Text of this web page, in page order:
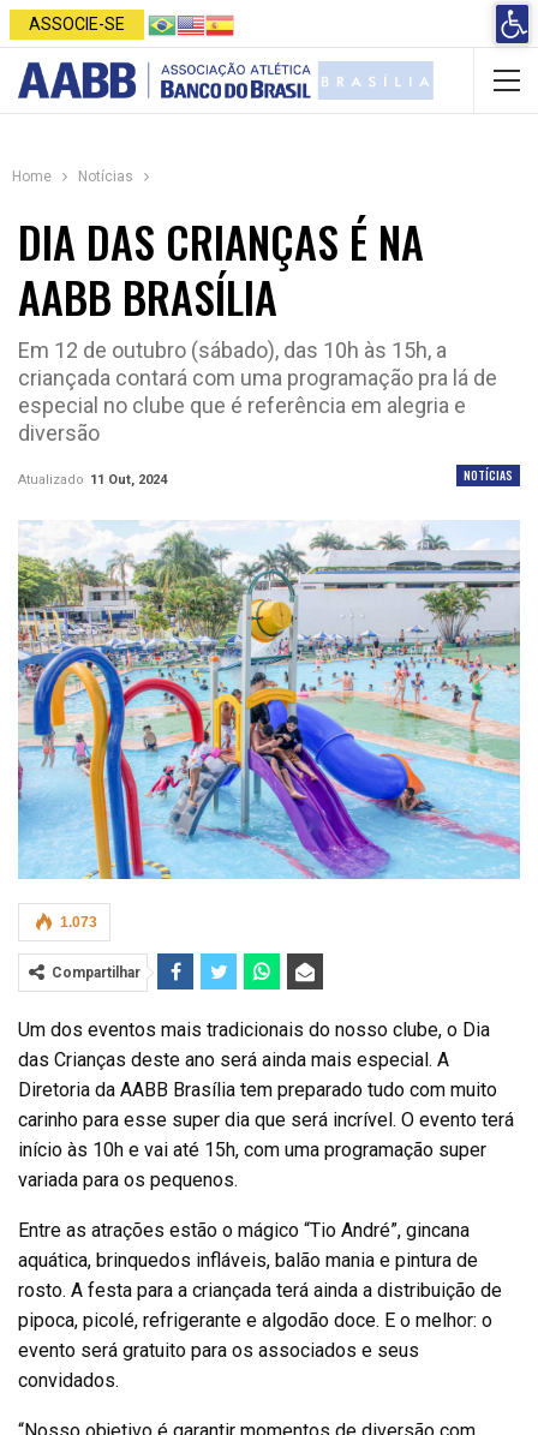
ASSOCIE-SE
Home Notícias
DIA DAS CRIANÇAS É NA
AABB BRASÍLIA
Em 12 de outubro (sábado), das 10h às 15h, a
criançada contará com uma programação pra lá de
especial no clube que é referência em alegria e
diversão
NOTÍCIAS
Atualizado 11 Out, 2024
1.073
Compartilhar
Um dos eventos mais tradicionais do nosso clube, o Dia
das Crianças deste ano será ainda mais especial. A
Diretoria da AABB Brasília tem preparado tudo com muito
carinho para esse super dia que será incrível. O evento terá
início às 10h e vai até 15h, com uma programação super
variada para os pequenos.
Entre as atrações estão o mágico “Tio André”, gincana
aquática, brinquedos infláveis, balão mania e pintura de
rosto. A festa para a criançada terá ainda a distribuição de
pipoca, picolé, refrigerante e algodão doce. E o melhor: o
evento será gratuito para os associados e seus
convidados.
“Nosso objetivo é garantir momentos de diversão com